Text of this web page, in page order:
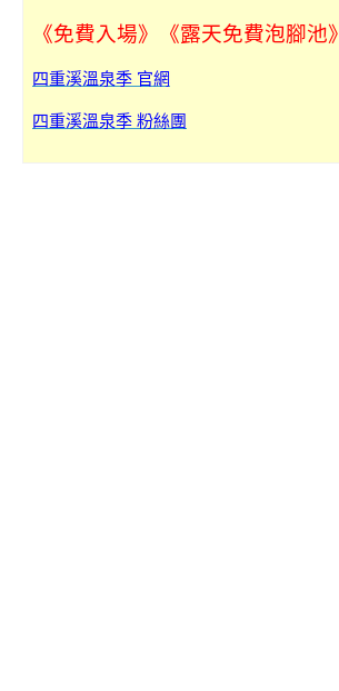
《免費入場》《露天免費泡腳池》
四重溪溫泉季 官網
四重溪溫泉季 粉絲團